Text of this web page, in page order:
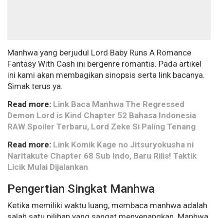
Manhwa yang berjudul Lord Baby Runs A Romance
Fantasy With Cash ini bergenre romantis. Pada artikel
ini kami akan membagikan sinopsis serta link bacanya.
Simak terus ya.
Read more: Link Baca Manhwa The Regressed
Demon Lord is Kind Chapter 52 Bahasa Indonesia
RAW Spoiler Terbaru, Lord Zeke Si Paling Tenang
Read more: Link Komik Kage no Jitsuryokusha ni
Naritakute Chapter 68 Sub Indo, Baru Rilis! Taktik
Licik Mulai Dijalankan
Pengertian Singkat Manhwa
Ketika memiliki waktu luang, membaca manhwa adalah